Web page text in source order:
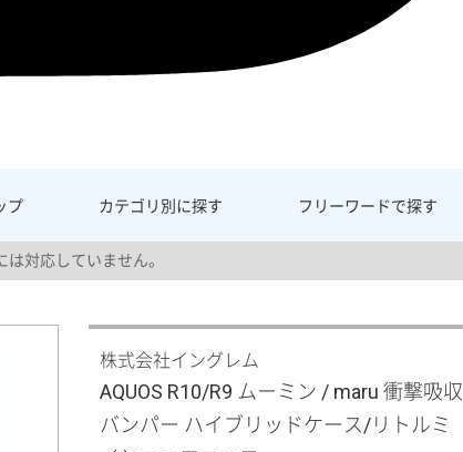
プ カテゴリ別に探す フリーワードで探す
対応していません。
株式会社イングレム
AQUOS R10/R9 ムーミン / maru 衝撃吸収
バンパー ハイブリッドケース/リトルミ